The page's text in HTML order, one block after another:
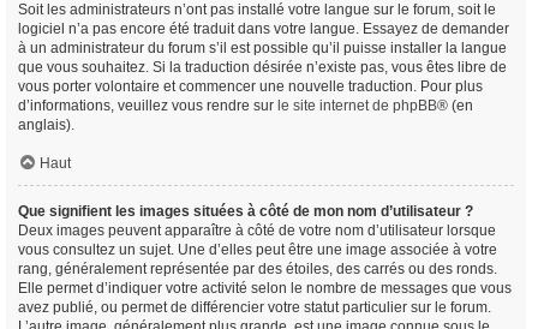
Soit les administrateurs n’ont pas installé votre langue sur le forum, soit le
logiciel n’a pas encore été traduit dans votre langue. Essayez de demander
à un administrateur du forum s’il est possible qu’il puisse installer la langue
que vous souhaitez. Si la traduction désirée n’existe pas, vous êtes libre de
vous porter volontaire et commencer une nouvelle traduction. Pour plus
d’informations, veuillez vous rendre sur le site internet de phpBB® (en
anglais).
Haut
Que signifient les images situées à côté de mon nom d’utilisateur ?
Deux images peuvent apparaître à côté de votre nom d’utilisateur lorsque
vous consultez un sujet. Une d’elles peut être une image associée à votre
rang, généralement représentée par des étoiles, des carrés ou des ronds.
Elle permet d’indiquer votre activité selon le nombre de messages que vous
avez publié, ou permet de différencier votre statut particulier sur le forum.